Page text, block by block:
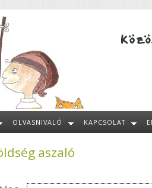
OLVASNIVALÓ KAPCSOLAT
aszaló